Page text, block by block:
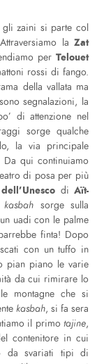
zaini si parte col
laZat
per Telouet
rossi di fango.
della vallata ma
segnalazioni, la
di attenzione nel
sorge qualche
la via principale
Da qui continuiamo
di posa per più
diAït-
kasbah sorge sulla
uadi con le palme
finta! Dopo
con un tuffo in
pian piano le varie
da cui rimirare lo
montagne che si
kasbah, si fa sera
il primo tajine,
contenitore in cui
da svariati tipi di